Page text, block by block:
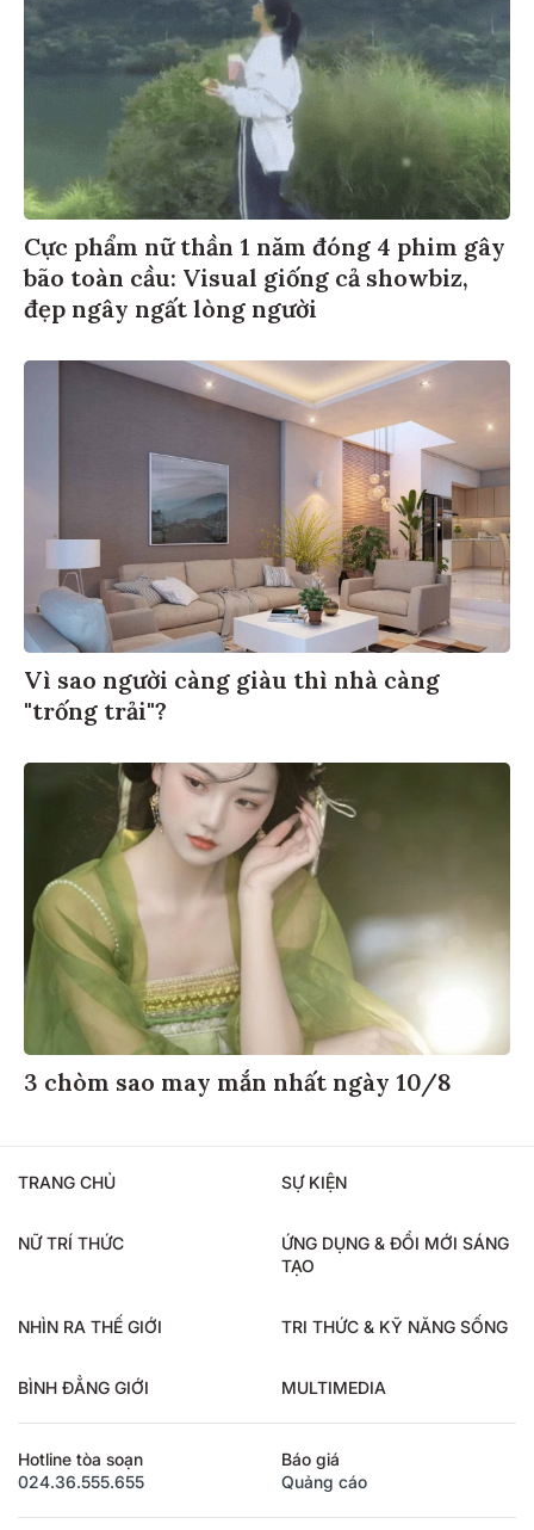
Cực phẩm nữ thần 1 năm đóng 4 phim gây
bão toàn cầu: Visual giống cả showbiz,
đẹp ngây ngất lòng người
Vì sao người càng giàu thì nhà càng
"trống trải"?
3 chòm sao may mắn nhất ngày 10/8
TRANG CHỦ SỰ KIỆN
NỮ TRÍ THỨC
ỨNG DỤNG & ĐỔI MỚI SÁNG
TẠO
NHÌN RA THẾ GIỚI TRI THỨC & KỸ NĂNG SỐNG
BÌNH ĐẲNG GIỚI MULTIMEDIA
Hotline tòa soạn
024.36.555.655
Báo giá
Quảng cáo